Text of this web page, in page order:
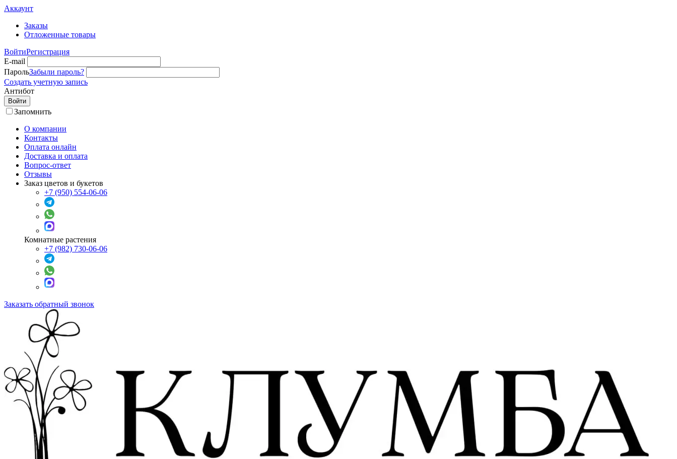
Аккаунт
Заказы
Отложенные товары
ВойтиРегистрация
E-mail
ПарольЗабыли пароль?
Создать учетную запись
Антибот
Войти
Запомнить
О компании
Контакты
Оплата онлайн
Доставка и оплата
Вопрос-ответ
Отзывы
Заказ цветов и букетов
+7 (950) 554-06-06
Комнатные растения
+7 (982) 730-06-06
Заказать обратный звонок